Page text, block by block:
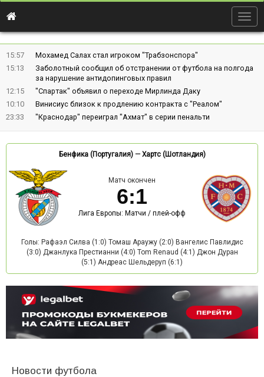
15:57
Мохамед Салах стал игроком "Трабзонспора"
15:13
Заболотный сообщил об отстранении от футбола на полгода
за нарушение антидопинговых правил
12:15
"Спартак" объявил о переходе Мирлинда Даку
10:10
Винисиус близок к продлению контракта с "Реалом"
23:33
"Краснодар" переиграл "Ахмат" в серии пенальти
Бенфика (Португалия)— Хартс (Шотландия)
Матч окончен
6:1
Лига Европы: Матчи / плей-офф
Голы: Рафаэл Силва (1:0) Томаш Араужу (2:0) Вангелис Павлидис
(3:0) Джанлука Престианни (4:0) Tom Renaud (4:1) Джон Дуран
(5:1) Андреас Шельдеруп (6:1)
Новости футбола